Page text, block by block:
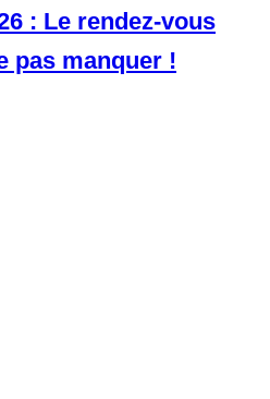
: Le rendez-vous
pas manquer !